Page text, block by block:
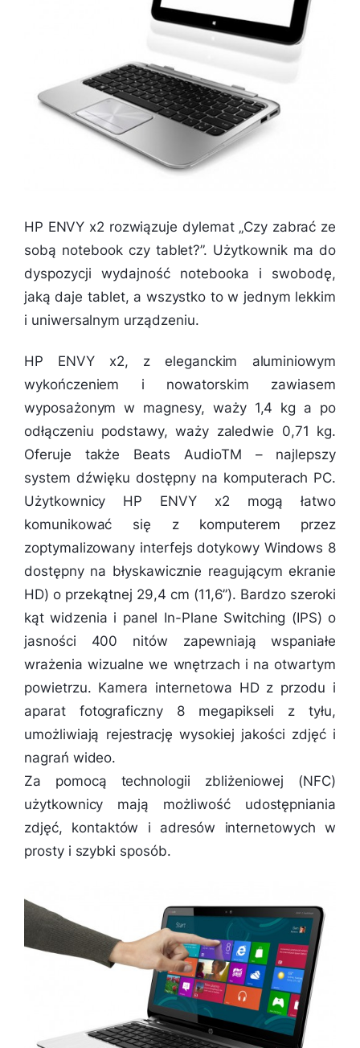
HP ENVY x2 rozwiązuje dylemat „Czy zabrać ze
sobą notebook czy tablet?”. Użytkownik ma do
dyspozycji wydajność notebooka i swobodę,
jaką daje tablet, a wszystko to w jednym lekkim
i uniwersalnym urządzeniu.
HP ENVY x2, z eleganckim aluminiowym
wykończeniem i nowatorskim zawiasem
wyposażonym w magnesy, waży 1,4 kg a po
odłączeniu podstawy, waży zaledwie 0,71 kg.
Oferuje także Beats AudioTM – najlepszy
system dźwięku dostępny na komputerach PC.
Użytkownicy HP ENVY x2 mogą łatwo
komunikować się z komputerem przez
zoptymalizowany interfejs dotykowy Windows 8
dostępny na błyskawicznie reagującym ekranie
HD) o przekątnej 29,4 cm (11,6”). Bardzo szeroki
kąt widzenia i panel In-Plane Switching (IPS) o
jasności 400 nitów zapewniają wspaniałe
wrażenia wizualne we wnętrzach i na otwartym
powietrzu. Kamera internetowa HD z przodu i
aparat fotograficzny 8 megapikseli z tyłu,
umożliwiają rejestrację wysokiej jakości zdjęć i
nagrań wideo.
Za pomocą technologii zbliżeniowej (NFC)
użytkownicy mają możliwość udostępniania
zdjęć, kontaktów i adresów internetowych w
prosty i szybki sposób.